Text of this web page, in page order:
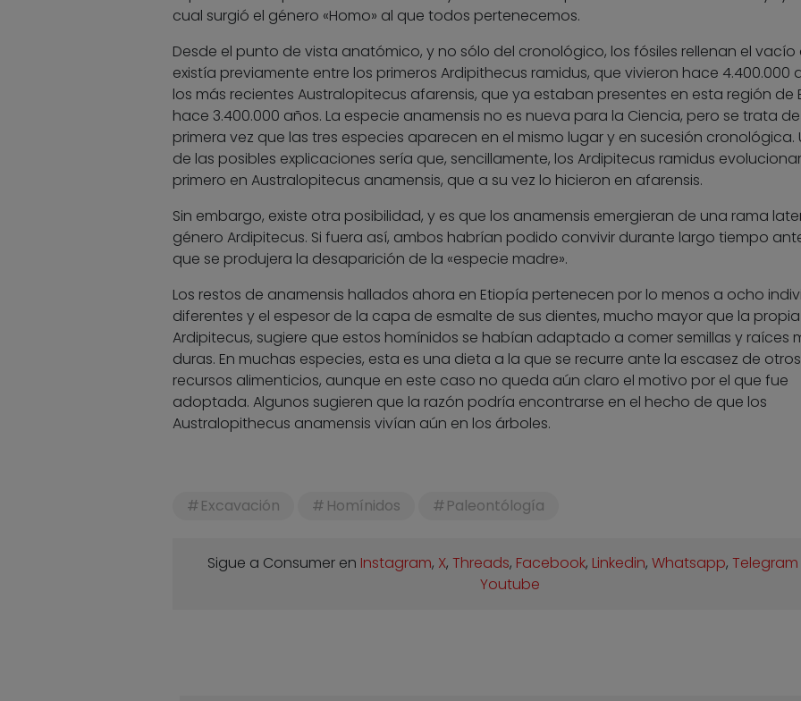
cual surgió el género «Homo» al que todos pertenecemos.
Desde el punto de vista anatómico, y no sólo del cronológico, los fósiles rellenan el vacío
existía previamente entre los primeros Ardipithecus ramidus, que vivieron hace 4.400.000
los más recientes Australopitecus afarensis, que ya estaban presentes en esta región de
hace 3.400.000 años. La especie anamensis no es nueva para la Ciencia, pero se trata
primera vez que las tres especies aparecen en el mismo lugar y en sucesión cronológica.
de las posibles explicaciones sería que, sencillamente, los Ardipitecus ramidus
primero en Australopitecus anamensis, que a su vez lo hicieron en afarensis.
Sin embargo, existe otra posibilidad, y es que los anamensis emergieran de una rama
género Ardipitecus. Si fuera así, ambos habrían podido convivir durante largo tiempo
que se produjera la desaparición de la «especie madre».
Los restos de anamensis hallados ahora en Etiopía pertenecen por lo menos a ocho
diferentes y el espesor de la capa de esmalte de sus dientes, mucho mayor que la
Ardipitecus, sugiere que estos homínidos se habían adaptado a comer semillas y raíces
duras. En muchas especies, esta es una dieta a la que se recurre ante la escasez de otros
recursos alimenticios, aunque en este caso no queda aún claro el motivo por el que fue
adoptada. Algunos sugieren que la razón podría encontrarse en el hecho de que los
Australopithecus anamensis vivían aún en los árboles.
Excavación Homínidos Paleontólogía
Sigue a Consumer en Instagram, X,Threads, Facebook, Linkedin,Whatsapp,Telegram
Youtube